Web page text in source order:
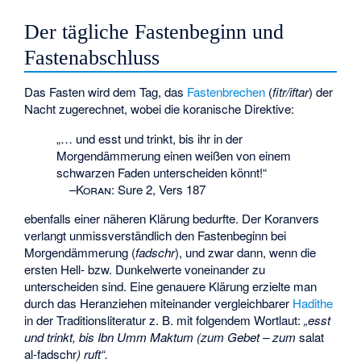
Der tägliche Fastenbeginn und
Fastenabschluss
Das Fasten wird dem Tag, das Fastenbrechen (fitr/iftar) der
Nacht zugerechnet, wobei die koranische Direktive:
„… und esst und trinkt, bis ihr in der
Morgendämmerung einen weißen von einem
schwarzen Faden unterscheiden könnt!“
–Koran: Sure 2, Vers 187
ebenfalls einer näheren Klärung bedurfte. Der Koranvers
verlangt unmissverständlich den Fastenbeginn bei
Morgendämmerung (fadschr), und zwar dann, wenn die
ersten Hell- bzw. Dunkelwerte voneinander zu
unterscheiden sind. Eine genauere Klärung erzielte man
durch das Heranziehen miteinander vergleichbarer Hadithe
in der Traditionsliteratur z. B. mit folgendem Wortlaut:„esst
und trinkt, bis Ibn Umm Maktum (zum Gebet – zumsalat
al-fadschr) ruft“.